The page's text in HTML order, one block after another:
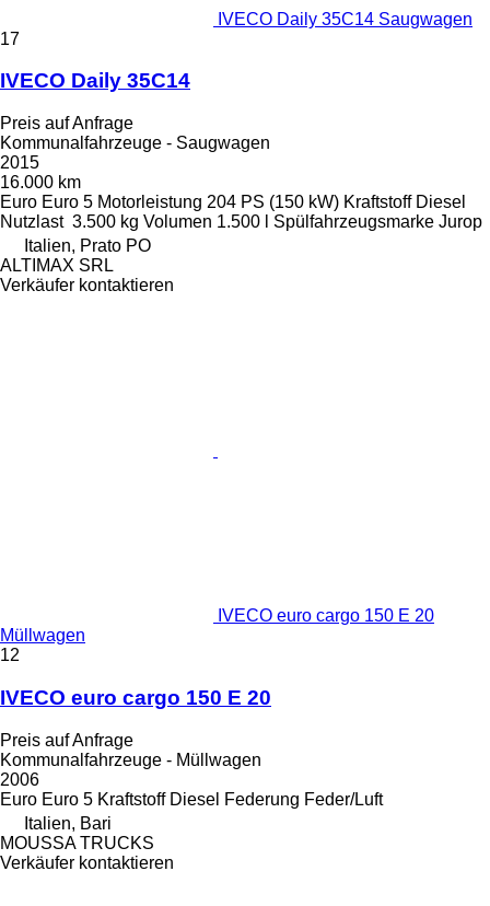
IVECO Daily 35C14 Saugwagen
17
IVECO Daily 35C14
Preis auf Anfrage
Kommunalfahrzeuge - Saugwagen
2015
16.000 km
Euro Euro 5 Motorleistung 204 PS (150 kW) Kraftstoff Diesel
Nutzlast 3.500 kg Volumen 1.500 l Spülfahrzeugsmarke Jurop
Italien, Prato PO
ALTIMAX SRL
Verkäufer kontaktieren
IVECO euro cargo 150 E 20
Müllwagen
12
IVECO euro cargo 150 E 20
Preis auf Anfrage
Kommunalfahrzeuge - Müllwagen
2006
Euro Euro 5 Kraftstoff Diesel Federung Feder/Luft
Italien, Bari
MOUSSA TRUCKS
Verkäufer kontaktieren